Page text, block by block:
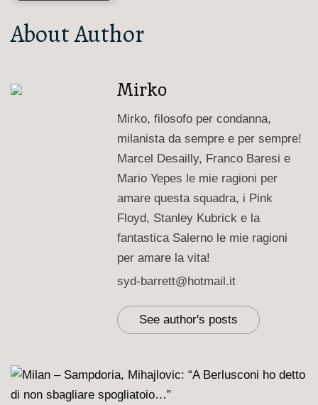
About Author
Mirko
Mirko, filosofo per condanna,
milanista da sempre e per sempre!
Marcel Desailly, Franco Baresi e
Mario Yepes le mie ragioni per
amare questa squadra, i Pink
Floyd, Stanley Kubrick e la
fantastica Salerno le mie ragioni
per amare la vita!
syd-barrett@hotmail.it
See author's posts